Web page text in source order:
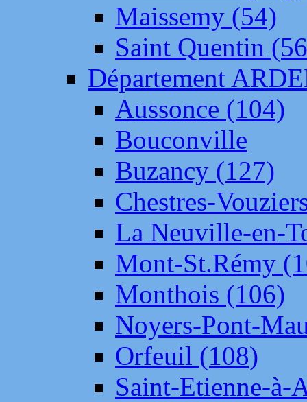
Maissemy (54)
Saint Quentin
Département
Aussonce (104)
Bouconville
Buzancy (127)
Chestres-
La Neuville-en-
Mont-St.Rémy
Monthois (106)
Noyers-Pont-
Orfeuil (108)
Saint-Etienne-à-